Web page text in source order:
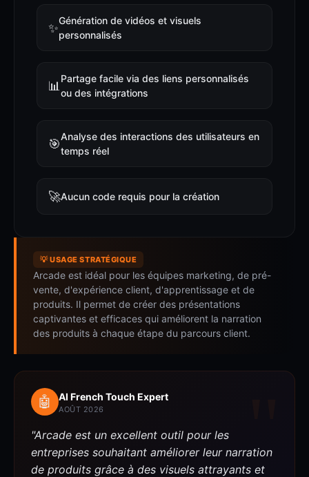
✨Génération de vidéos et visuels
personnalisés
📊 Partage facile via des liens personnalisés
ou des intégrations
🎯Analyse des interactions des utilisateurs en
temps réel
🚀Aucun code requis pour la création
💡 USAGE STRATÉGIQUE
Arcade est idéal pour les équipes marketing, de pré-
vente, d'expérience client, d'apprentissage et de
produits. Il permet de créer des présentations
captivantes et efficaces qui améliorent la narration
des produits à chaque étape du parcours client.
🤖 AI French Touch Expert
AOÛT 2026
"Arcade est un excellent outil pour les
entreprises souhaitant améliorer leur narration
de produits grâce à des visuels attrayants et